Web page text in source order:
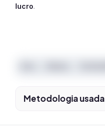
lucro.
Metodologia usada